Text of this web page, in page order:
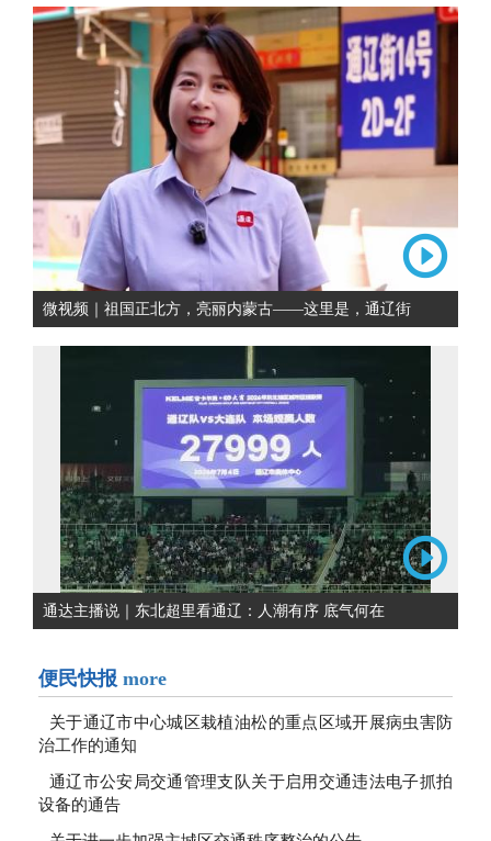
微视频｜祖国正北方，亮丽内蒙古——这里是，通辽街
通达主播说｜东北超里看通辽：人潮有序 底气何在
便民快报 more
关于通辽市中心城区栽植油松的重点区域开展病虫害防
治工作的通知
通辽市公安局交通管理支队关于启用交通违法电子抓拍
设备的通告